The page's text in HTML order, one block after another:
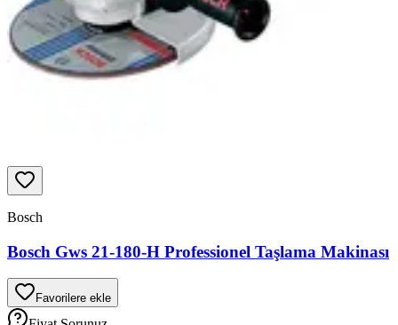
Bosch
Bosch Gws 21-180-H Professionel Taşlama Makinası
Favorilere ekle